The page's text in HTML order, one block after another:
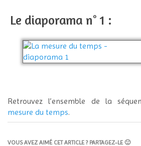
Le diaporama n° 1 :
Retrouvez l’ensemble de la
mesure du temps.
VOUS AVEZ AIMÉ CET ARTICLE ? PARTAGEZ-LE 🙂